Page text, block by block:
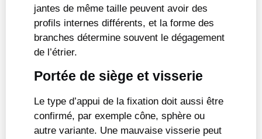
jantes de même taille peuvent avoir des
profils internes différents, et la forme des
branches détermine souvent le dégagement
de l’étrier.
Portée de siège et visserie
Le type d’appui de la fixation doit aussi être
confirmé, par exemple cône, sphère ou
autre variante. Une mauvaise visserie peut